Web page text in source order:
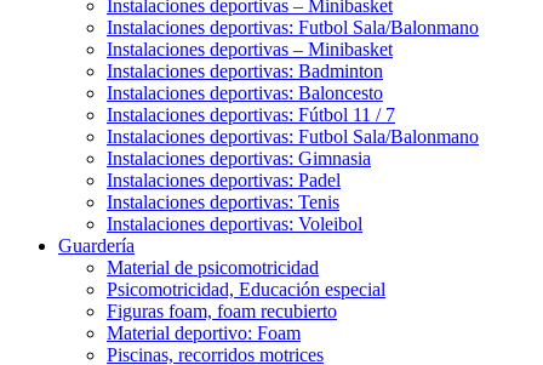
Instalaciones deportivas – Minibasket
Instalaciones deportivas: Futbol Sala/Balonmano
Instalaciones deportivas – Minibasket
Instalaciones deportivas: Badminton
Instalaciones deportivas: Baloncesto
Instalaciones deportivas: Fútbol 11 / 7
Instalaciones deportivas: Futbol Sala/Balonmano
Instalaciones deportivas: Gimnasia
Instalaciones deportivas: Padel
Instalaciones deportivas: Tenis
Instalaciones deportivas: Voleibol
Guardería
Material de psicomotricidad
Psicomotricidad, Educación especial
Figuras foam, foam recubierto
Material deportivo: Foam
Piscinas, recorridos motrices